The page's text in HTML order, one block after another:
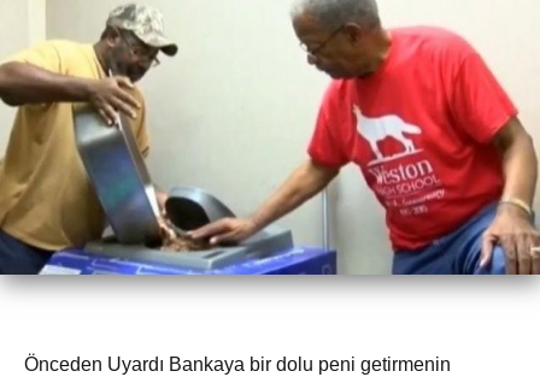
Önceden Uyardı Bankaya bir dolu peni getirmenin